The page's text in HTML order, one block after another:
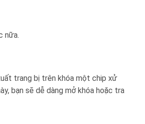
nữa.
trang bị trên khóa một chip xử
bạn sẽ dễ dàng mở khóa hoặc tra